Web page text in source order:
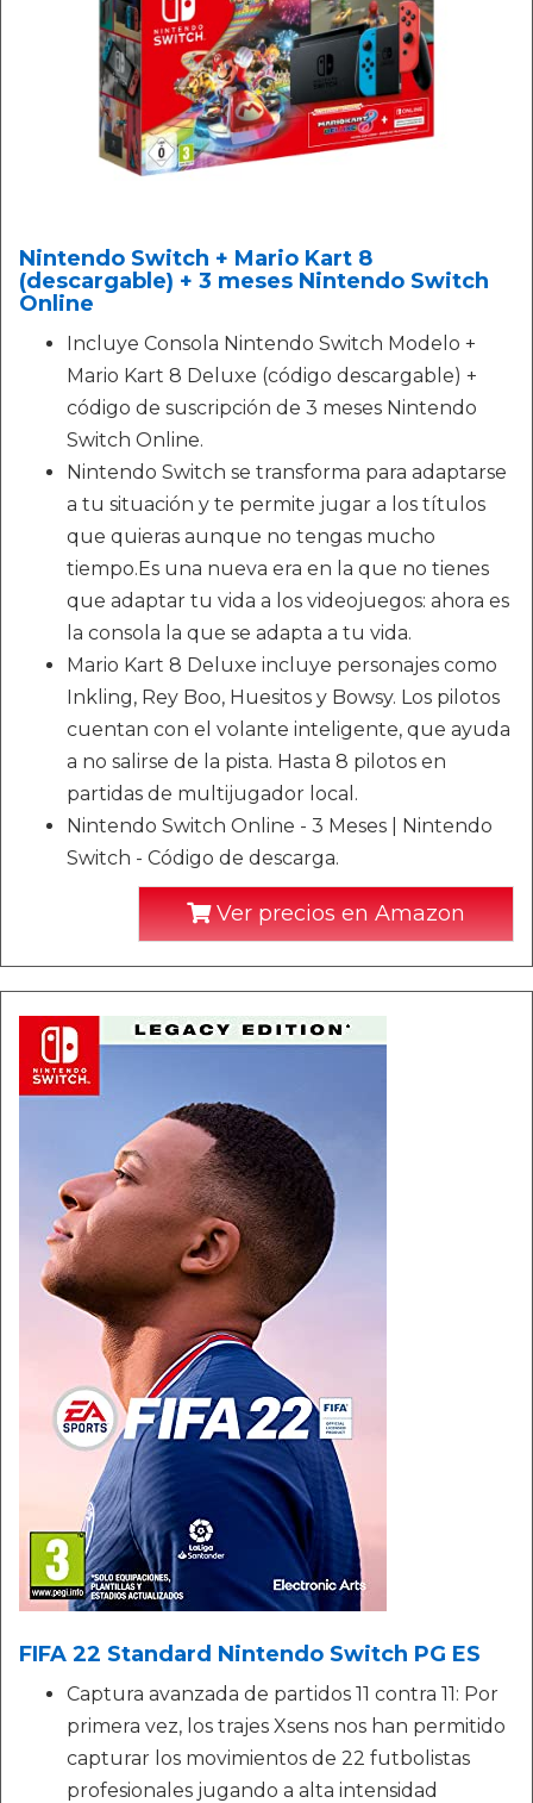
Nintendo Switch + Mario Kart 8
(descargable) + 3 meses Nintendo Switch
Online
Incluye Consola Nintendo Switch Modelo +
Mario Kart 8 Deluxe (código descargable) +
código de suscripción de 3 meses Nintendo
Switch Online.
Nintendo Switch se transforma para adaptarse
a tu situación y te permite jugar a los títulos
que quieras aunque no tengas mucho
tiempo.Es una nueva era en la que no tienes
que adaptar tu vida a los videojuegos: ahora es
la consola la que se adapta a tu vida.
Mario Kart 8 Deluxe incluye personajes como
Inkling, Rey Boo, Huesitos y Bowsy. Los pilotos
cuentan con el volante inteligente, que ayuda
a no salirse de la pista. Hasta 8 pilotos en
partidas de multijugador local.
Nintendo Switch Online - 3 Meses | Nintendo
Switch - Código de descarga.
Ver precios en Amazon
FIFA 22 Standard Nintendo Switch PG ES
Captura avanzada de partidos 11 contra 11: Por
primera vez, los trajes Xsens nos han permitido
capturar los movimientos de 22 futbolistas
profesionales jugando a alta intensidad